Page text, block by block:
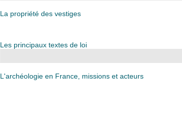
La propriété des vestiges
Les principaux textes de loi
L'archéologie en France, missions et acteurs